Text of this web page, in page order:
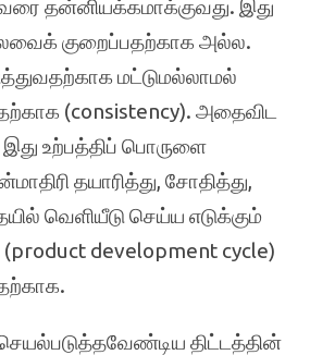
தன்னியக்கமாக்குவது. இது
குறைப்பதற்காக அல்ல.
மட்டுமல்லாமல்
(consistency). அதைவிட
உற்பத்திப் பொருளை
தயாரித்து, சோதித்து,
வெளியீடு செய்ய எடுக்கும்
(product development cycle)
திட்டத்தின்